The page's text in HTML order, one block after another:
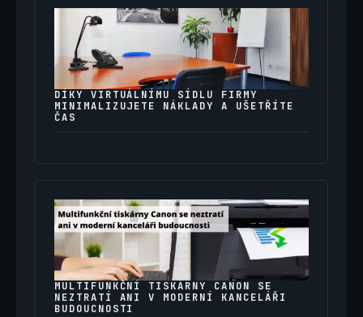
DÍKY VIRTUÁLNÍMU SÍDLU FIRMY
MINIMALIZUJETE NÁKLADY A UŠETŘÍTE
ČAS
MULTIFUNKČNÍ TISKÁRNY CANON SE
NEZTRATÍ ANI V MODERNÍ KANCELÁŘI
BUDOUCNOSTI